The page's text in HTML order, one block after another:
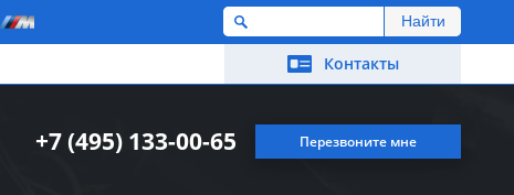
Контакты
Перезвоните мне
+7 (495) 133-00-65